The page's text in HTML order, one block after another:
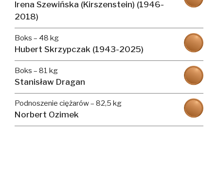
Irena Szewińska (Kirszenstein) (1946-
2018)
Boks – 48 kg
Hubert Skrzypczak (1943-2025)
Boks – 81 kg
Stanisław Dragan
Podnoszenie ciężarów – 82,5 kg
Norbert Ozimek